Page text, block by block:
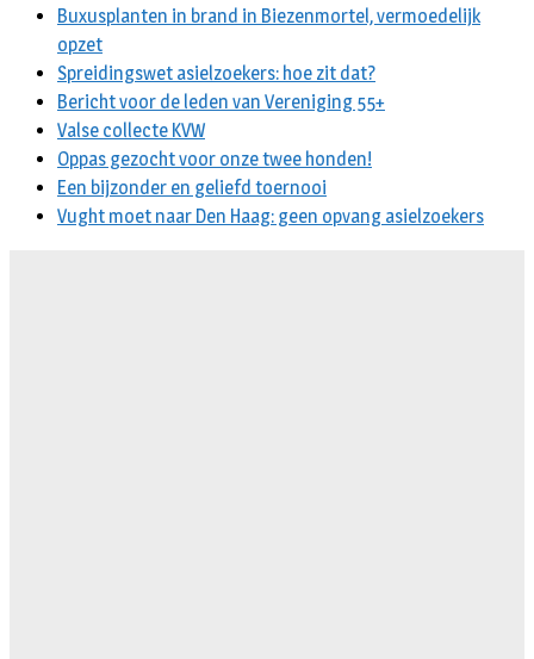
Buxusplanten in brand in Biezenmortel, vermoedelijk
opzet
Spreidingswet asielzoekers: hoe zit dat?
Bericht voor de leden van Vereniging 55+
Valse collecte KVW
Oppas gezocht voor onze twee honden!
Een bijzonder en geliefd toernooi
Vught moet naar Den Haag: geen opvang asielzoekers